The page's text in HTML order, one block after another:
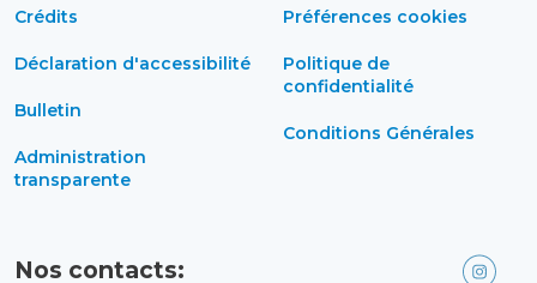
Crédits
Déclaration d'accessibilité
Bulletin
Administration
transparente
Préférences cookies
Politique de
confidentialité
Conditions Générales
Nos contacts: